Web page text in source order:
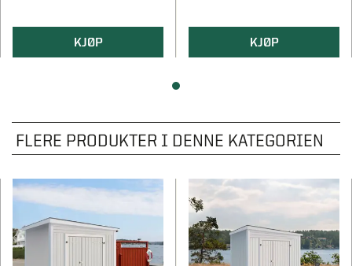
KJØP KJØP
FLERE PRODUKTER I DENNE KATEGORIEN